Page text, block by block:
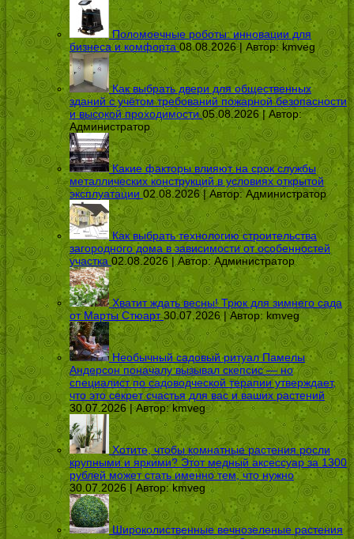
Поломоечные роботы: инновации для
бизнеса и комфорта 08.08.2026 | Автор:kmveg
Как выбрать двери для общественных
зданий с учётом требований пожарной безопасности
и высокой проходимости 05.08.2026 | Автор:
Администратор
Какие факторы влияют на срок службы
металлических конструкций в условиях открытой
эксплуатации 02.08.2026 | Автор:Администратор
Как выбрать технологию строительства
загородного дома в зависимости от особенностей
участка 02.08.2026 | Автор: Администратор
Хватит ждать весны! Трюк для зимнего сада
от Марты Стюарт 30.07.2026 | Автор: kmveg
Необычный садовый ритуал Памелы
Андерсон поначалу вызывал скепсис — но
специалист по садоводческой терапии утверждает,
что это секрет счастья для вас и ваших растений
30.07.2026 | Автор:kmveg
Хотите, чтобы комнатные растения росли
крупными и яркими? Этот медный аксессуар за 1300
рублей может стать именно тем, что нужно
30.07.2026 | Автор:kmveg
Широколиственные вечнозеленые растения